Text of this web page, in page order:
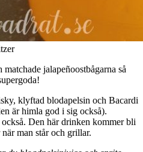
jalapeñoostbågarna så
klyftad blodapelsin och Bacardi
är himla god i sig också).
Den här drinken kommer bli
man står och grillar.